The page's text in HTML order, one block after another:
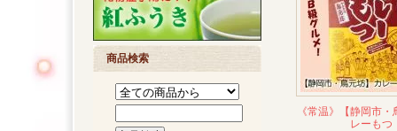
商品検索
《常温》【静岡市
レーもつ